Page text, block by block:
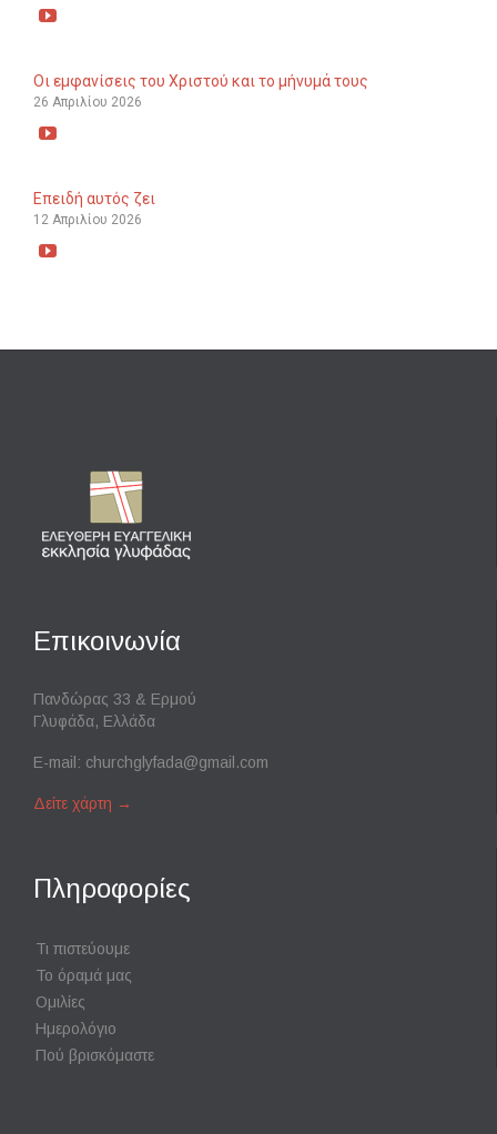

Οι εμφανίσεις του Χριστού και το μήνυμά τους
26 Απριλίου 2026

Επειδή αυτός ζει
12 Απριλίου 2026

Επικοινωνία
Πανδώρας 33 & Ερμού
Γλυφάδα, Ελλάδα
E-mail: churchglyfada@gmail.com
Δείτε χάρτη →
Πληροφορίες
Τι πιστεύουμε
Το όραμά μας
Ομιλίες
Ημερολόγιο
Πού βρισκόμαστε